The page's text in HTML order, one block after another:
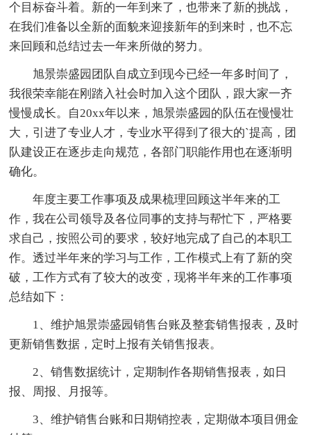
个目标奋斗着。新的一年到来了，也带来了新的挑战，
在我们准备以全新的面貌来迎接新年的到来时，也不忘
来回顾和总结过去一年来所做的努力。
旭景崇盛园团队自成立到现今已经一年多时间了，
我很荣幸能在刚踏入社会时加入这个团队，跟大家一齐
慢慢成长。自20xx年以来，旭景崇盛园的队伍在慢慢壮
大，引进了专业人才，专业水平得到了很大的`提高，团
队建设正在逐步走向规范，各部门职能作用也在逐渐明
确化。
年度主要工作事项及成果梳理回顾这半年来的工
作，我在公司领导及各位同事的支持与帮忙下，严格要
求自己，按照公司的要求，较好地完成了自己的本职工
作。透过半年来的学习与工作，工作模式上有了新的突
破，工作方式有了较大的改变，现将半年来的工作事项
总结如下：
1、维护旭景崇盛园销售台账及整套销售报表，及时
更新销售数据，定时上报有关销售报表。
2、销售数据统计，定期制作各期销售报表，如日
报、周报、月报等。
3、维护销售台账和日期销控表，定期做本项目佣金